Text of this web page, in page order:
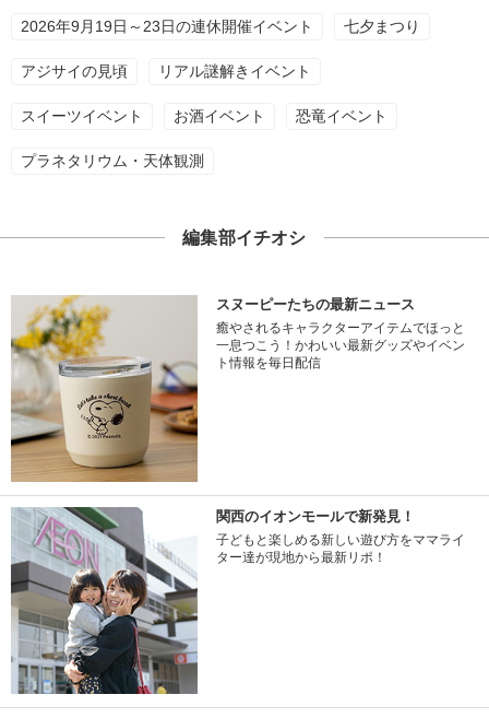
2026年9月19日～23日の連休開催イベント 七夕まつり
アジサイの見頃 リアル謎解きイベント
スイーツイベント お酒イベント 恐竜イベント
プラネタリウム・天体観測
編集部イチオシ
スヌーピーたちの最新ニュース
癒やされるキャラクターアイテムでほっと
一息つこう！かわいい最新グッズやイベン
ト情報を毎日配信
関西のイオンモールで新発見！
子どもと楽しめる新しい遊び方をママライ
ター達が現地から最新リポ！